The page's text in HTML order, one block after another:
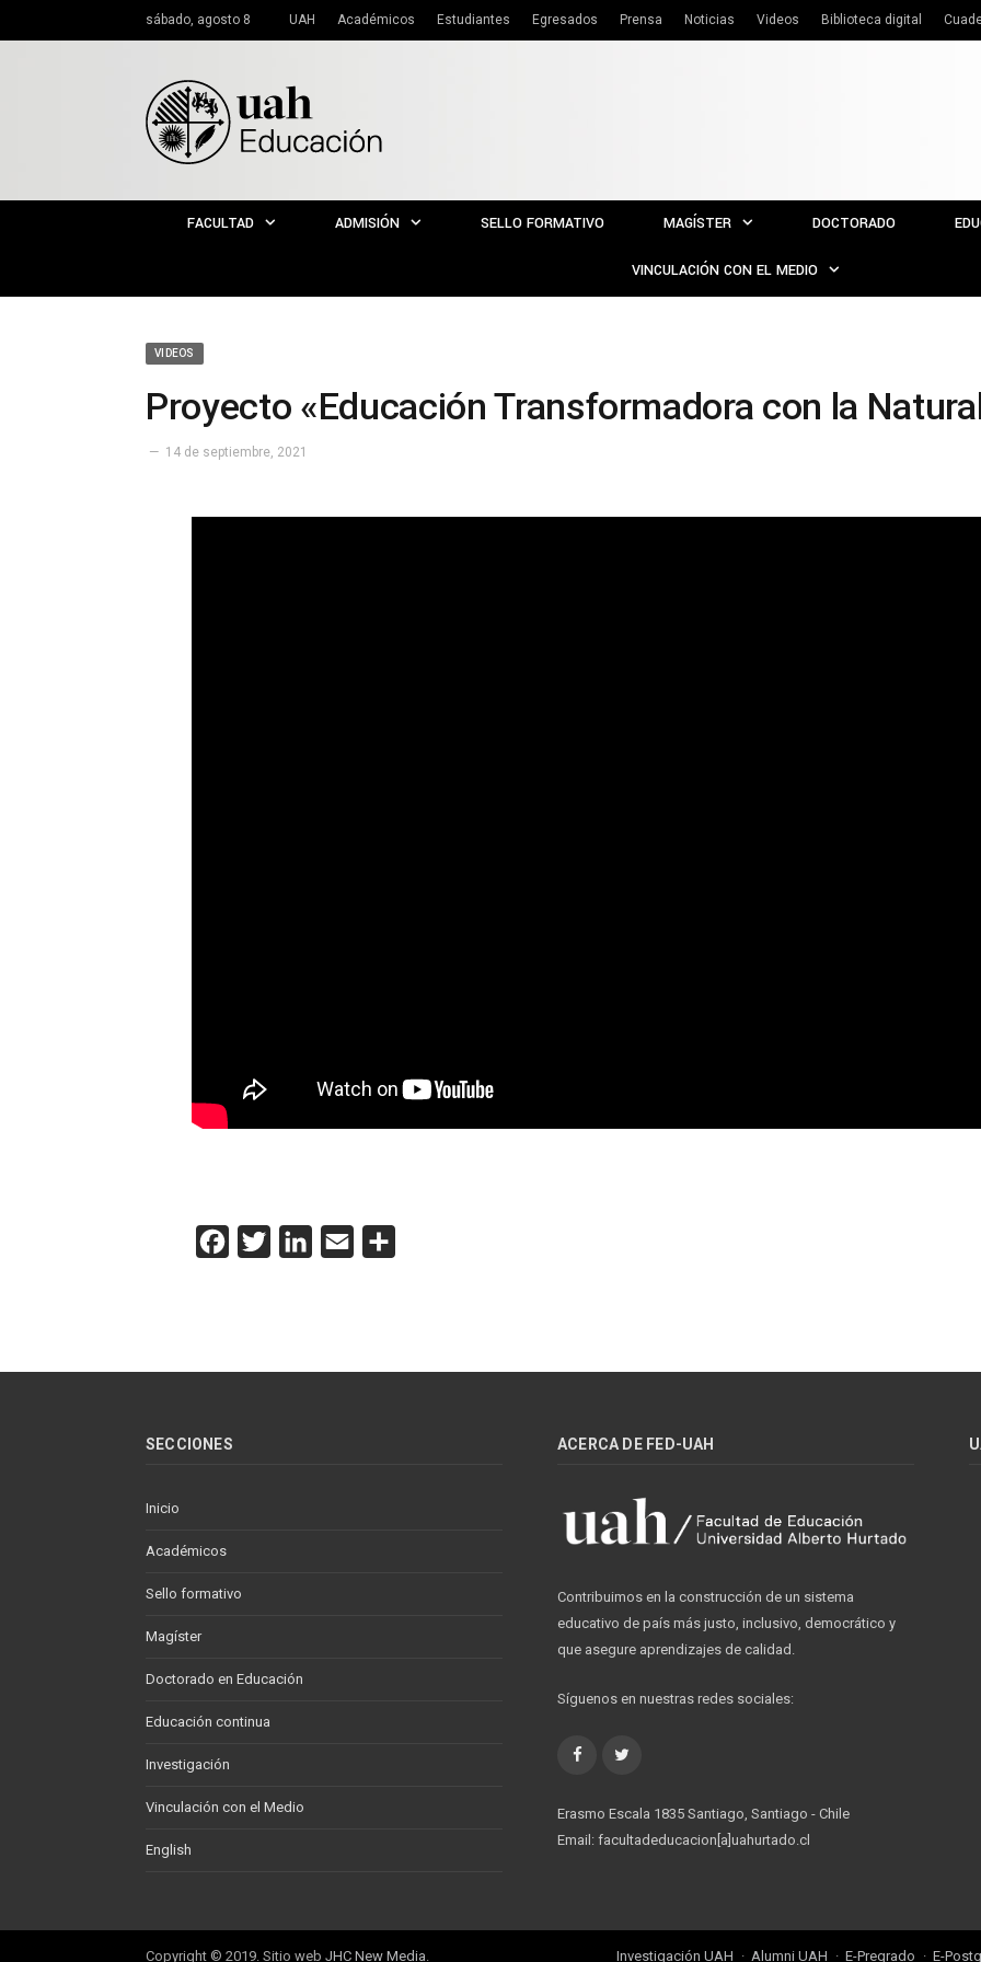
sábado, agosto 8 UAH Académicos Estudiantes Egresados Prensa Noticias Videos Biblioteca digital
FACULTAD ADMISIÓN SELLO FORMATIVO MAGÍSTER DOCTORADO
VINCULACIÓN CON EL MEDIO
VIDEOS
Proyecto «Educación Transformadora con la
14 de septiembre, 2021
Facebook
Twitter LinkedInEmail
SECCIONES
Inicio
Académicos
Sello formativo
Magíster
Doctorado en Educación
Educación continua
Investigación
Vinculación con el Medio
English
ACERCA DE FED-UAH
Contribuimos en la construcción de un sistema
educativo de país más justo, inclusivo, democrático y
que asegure aprendizajes de calidad.
Síguenos en nuestras redes sociales:
Facebook
Erasmo Escala 1835 Santiago, Santiago - Chile
Email: facultadeducacion[a]uahurtado.cl
Copyright © 2019. Sitio web JHC New Media. Investigación UAH Alumni UAH E-Pregrado E-